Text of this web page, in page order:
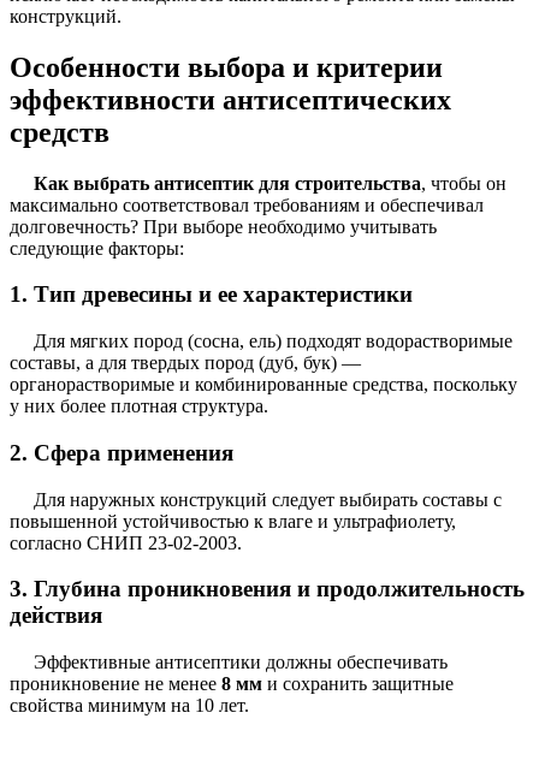
конструкций.
Особенности выбора и критерии
эффективности антисептических
средств
Как выбрать антисептик для строительства, чтобы он
максимально соответствовал требованиям и обеспечивал
долговечность? При выборе необходимо учитывать
следующие факторы:
1. Тип древесины и ее характеристики
Для мягких пород (сосна, ель) подходят водорастворимые
составы, а для твердых пород (дуб, бук) —
органорастворимые и комбинированные средства, поскольку
у них более плотная структура.
2. Сфера применения
Для наружных конструкций следует выбирать составы с
повышенной устойчивостью к влаге и ультрафиолету,
согласно СНИП 23-02-2003.
3. Глубина проникновения и продолжительность
действия
Эффективные антисептики должны обеспечивать
проникновение не менее 8 мм и сохранить защитные
свойства минимум на 10 лет.